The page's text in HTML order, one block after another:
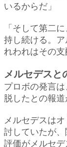
いるからだ」
「そして第二
持し続ける。
れわれはその支
メルセデスと
プロボの発言
脱したとの報道
メルセデスは
討していたが
評価がメルセ